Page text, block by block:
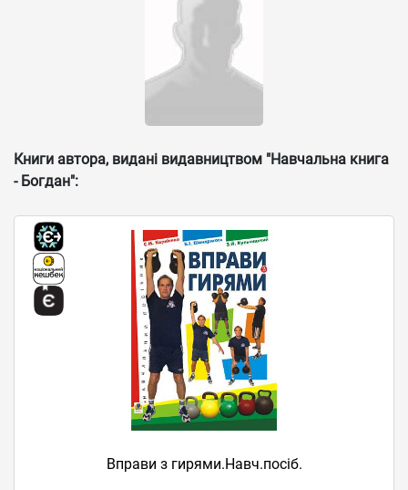
Книги автора, видані видавництвом "Навчальна книга
- Богдан":
Вправи з гирями.Навч.посіб.